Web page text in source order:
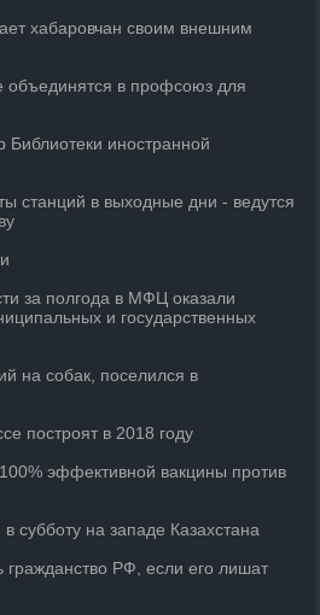
хабаровчан своим внешним
в профсоюз для
Библиотеки иностранной
станций в выходные дни - ведутся
за полгода в МФЦ оказали
и государственных
на собак, поселился в
построят в 2018 году
эффективной вакцины против
субботу на западе Казахстана
гражданство РФ, если его лишат